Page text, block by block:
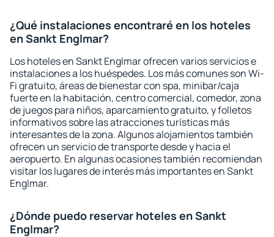
¿Qué instalaciones encontraré en los hoteles
en Sankt Englmar?
Los hoteles en Sankt Englmar ofrecen varios servicios e
instalaciones a los huéspedes. Los más comunes son Wi-
Fi gratuito, áreas de bienestar con spa, minibar/caja
fuerte en la habitación, centro comercial, comedor, zona
de juegos para niños, aparcamiento gratuito, y folletos
informativos sobre las atracciones turísticas más
interesantes de la zona. Algunos alojamientos también
ofrecen un servicio de transporte desde y hacia el
aeropuerto. En algunas ocasiones también recomiendan
visitar los lugares de interés más importantes en Sankt
Englmar.
¿Dónde puedo reservar hoteles en Sankt
Englmar?